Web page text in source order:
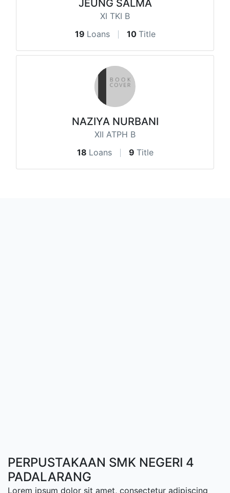
JEUNG SALMA
XI TKI B
19 Loans 10 Title
NAZIYA NURBANI
XII ATPH B
18 Loans 9 Title
PERPUSTAKAAN SMK NEGERI 4
PADALARANG
Lorem ipsum dolor sit amet, consectetur adipiscing